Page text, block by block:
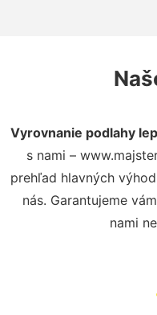
Vyrovnanie podlahy
s nami –
prehľad hlavných
nás. Garantujeme
nami